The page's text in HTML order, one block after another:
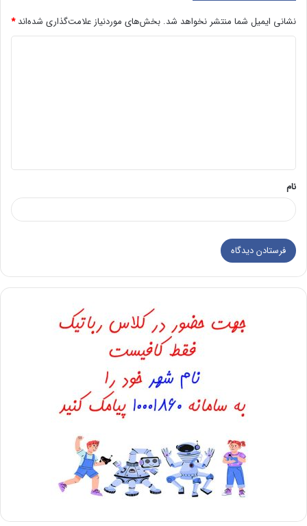
نشانی ایمیل شما منتشر نخواهد شد. بخش‌های موردنیاز علامت‌گذاری شده‌اند*
*
نام